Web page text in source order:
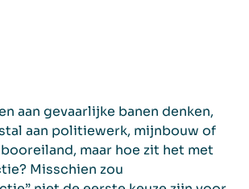
aan gevaarlijke banen denken,
aan politiewerk, mijnbouw of
maar hoe zit het met
Misschien zou